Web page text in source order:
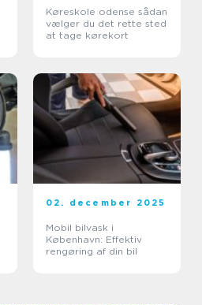
Køreskole odense sådan
vælger du det rette sted
at tage kørekort
02. december 2025
Mobil bilvask i
København: Effektiv
rengøring af din bil